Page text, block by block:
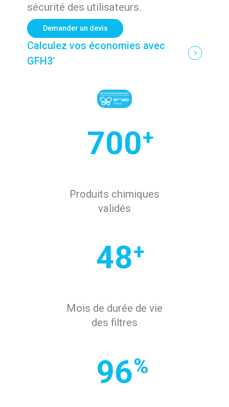
sécurité des utilisateurs.
Demander un devis
Calculez vos économies avec
GFH3®
700+
Produits chimiques
validés
48+
Mois de durée de vie
des filtres
96%